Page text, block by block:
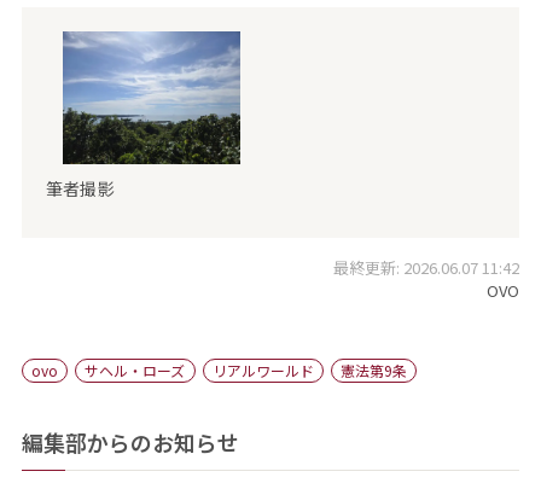
筆者撮影
最終更新: 2026.06.07 11:42
OVO
ovo サヘル・ローズ リアルワールド 憲法第9条
編集部からのお知らせ